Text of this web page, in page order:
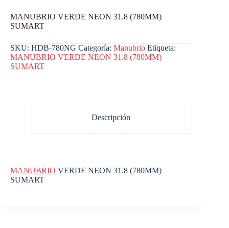
MANUBRIO VERDE NEON 31.8 (780MM)
SUMART
SKU: HDB-780NG Categoría: Manubrio Etiqueta:
MANUBRIO VERDE NEON 31.8 (780MM)
SUMART
Descripción
MANUBRIO VERDE NEON 31.8 (780MM)
SUMART